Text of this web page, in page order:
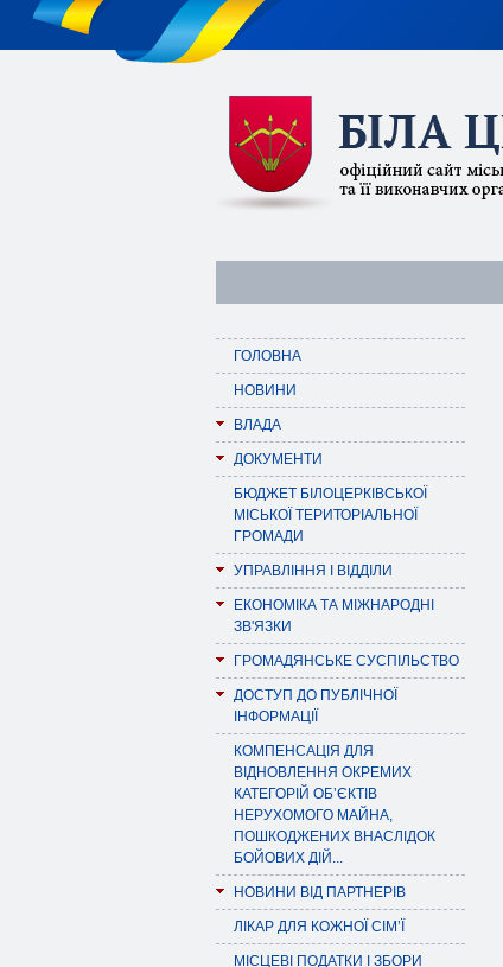
ГОЛОВНА
НОВИНИ
ВЛАДА
ДОКУМЕНТИ
БЮДЖЕТ БІЛОЦЕРКІВСЬКОЇ
МІСЬКОЇ ТЕРИТОРІАЛЬНОЇ
ГРОМАДИ
УПРАВЛІННЯ І ВІДДІЛИ
ЕКОНОМІКА ТА МІЖНАРОДНІ
ЗВ'ЯЗКИ
ГРОМАДЯНСЬКЕ СУСПІЛЬСТВО
ДОСТУП ДО ПУБЛІЧНОЇ
ІНФОРМАЦІЇ
КОМПЕНСАЦІЯ ДЛЯ
ВІДНОВЛЕННЯ ОКРЕМИХ
КАТЕГОРІЙ ОБ’ЄКТІВ
НЕРУХОМОГО МАЙНА,
ПОШКОДЖЕНИХ ВНАСЛІДОК
БОЙОВИХ ДІЙ...
НОВИНИ ВІД ПАРТНЕРІВ
ЛІКАР ДЛЯ КОЖНОЇ СІМ’Ї
МІСЦЕВІ ПОДАТКИ І ЗБОРИ